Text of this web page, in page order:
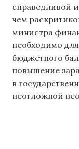
справедливой
чем
министра
необходимо
бюджетного
повышение
в
неотложной